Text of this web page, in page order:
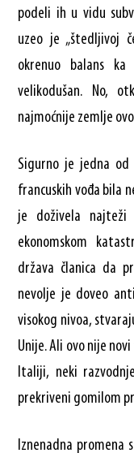
podeli ih u vidu
uzeo je „štedljivoj
okrenuo balans
velikodušan. No,
najmoćnije zemlje
Sigurno je jedna
francuskih vođa bila
je doživela
ekonomskom
država članica da
nevolje je doveo
visokog nivoa,
Unije. Ali ovo nije
Italiji, neki
prekriveni gomilom
Iznenadna promena